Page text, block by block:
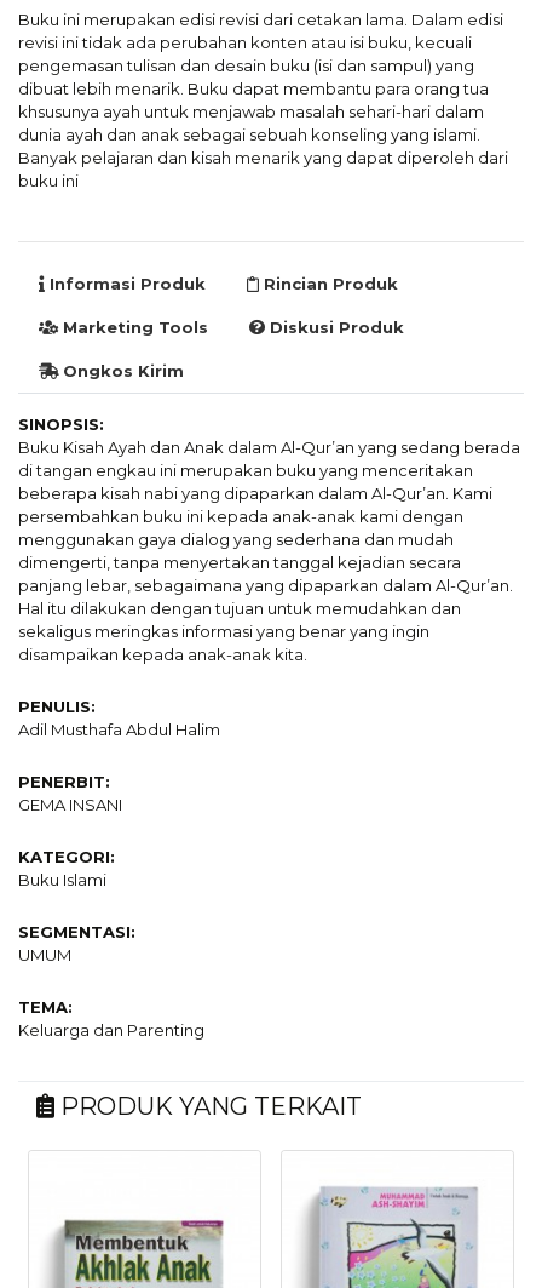
Buku ini merupakan edisi revisi dari cetakan lama. Dalam edisi
revisi ini tidak ada perubahan konten atau isi buku, kecuali
pengemasan tulisan dan desain buku (isi dan sampul) yang
dibuat lebih menarik. Buku dapat membantu para orang tua
khsusunya ayah untuk menjawab masalah sehari-hari dalam
dunia ayah dan anak sebagai sebuah konseling yang islami.
Banyak pelajaran dan kisah menarik yang dapat diperoleh dari
buku ini
Informasi Produk Rincian Produk
Marketing Tools Diskusi Produk
Ongkos Kirim
SINOPSIS:
Buku Kisah Ayah dan Anak dalam Al-Qur’an yang sedang berada
di tangan engkau ini merupakan buku yang menceritakan
beberapa kisah nabi yang dipaparkan dalam Al-Qur’an. Kami
persembahkan buku ini kepada anak-anak kami dengan
menggunakan gaya dialog yang sederhana dan mudah
dimengerti, tanpa menyertakan tanggal kejadian secara
panjang lebar, sebagaimana yang dipaparkan dalam Al-Qur’an.
Hal itu dilakukan dengan tujuan untuk memudahkan dan
sekaligus meringkas informasi yang benar yang ingin
disampaikan kepada anak-anak kita.
PENULIS:
Adil Musthafa Abdul Halim
PENERBIT:
GEMA INSANI
KATEGORI:
Buku Islami
SEGMENTASI:
UMUM
TEMA:
Keluarga dan Parenting
PRODUK YANG TERKAIT